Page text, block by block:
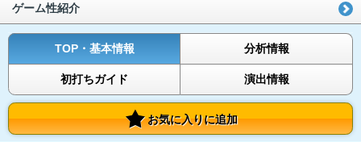
ゲーム性紹介
TOP・基本情報 分析情報
初打ちガイド 演出情報
お気に入りに追加